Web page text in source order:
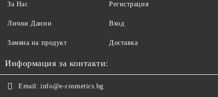
За Нас
Лични Данни
Замяна на продукт
Регистрация
Вход
Доставка
Информация за контакти:
Email: info@e-cosmetics.bg